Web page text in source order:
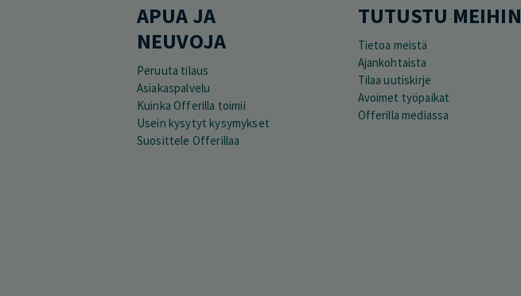
APUA JA
NEUVOJA
Peruuta tilaus
Asiakaspalvelu
Kuinka Offerilla toimii
Usein kysytyt kysymykset
Suosittele Offerillaa
TUTUSTU MEIHIN
Tietoa meistä
Ajankohtaista
Tilaa uutiskirje
Avoimet työpaikat
Offerilla mediassa